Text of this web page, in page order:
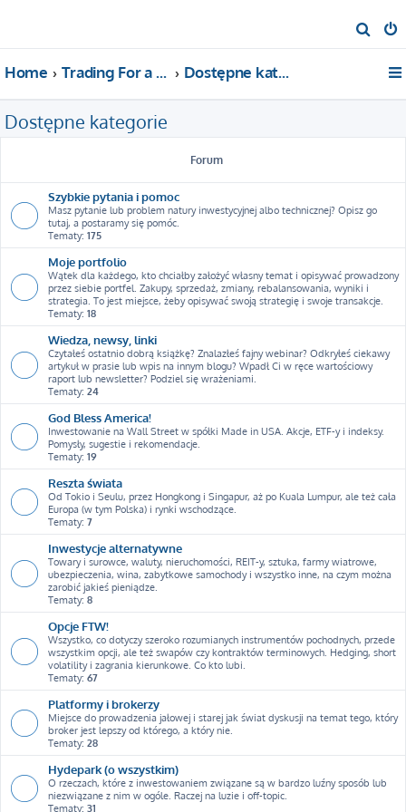
z
j
Home Trading For a Living Dostępne kategorie
Dostępne kategorie
Forum
Szybkie pytania i pomoc
Masz pytanie lub problem natury inwestycyjnej albo technicznej? Opisz go
tutaj, a postaramy się pomóc.
Tematy: 175
Moje portfolio
Wątek dla każdego, kto chciałby założyć własny temat i opisywać prowadzony
przez siebie portfel. Zakupy, sprzedaż, zmiany, rebalansowania, wyniki i
strategia. To jest miejsce, żeby opisywać swoją strategię i swoje transakcje.
Tematy: 18
Wiedza, newsy, linki
Czytałeś ostatnio dobrą książkę? Znalazłeś fajny webinar? Odkryłeś ciekawy
artykuł w prasie lub wpis na innym blogu? Wpadł Ci w ręce wartościowy
raport lub newsletter? Podziel się wrażeniami.
Tematy: 24
God Bless America!
Inwestowanie na Wall Street w spółki Made in USA. Akcje, ETF-y i indeksy.
Pomysły, sugestie i rekomendacje.
Tematy: 19
Reszta świata
Od Tokio i Seulu, przez Hongkong i Singapur, aż po Kuala Lumpur, ale też cała
Europa (w tym Polska) i rynki wschodzące.
Tematy: 7
Inwestycje alternatywne
Towary i surowce, waluty, nieruchomości, REIT-y, sztuka, farmy wiatrowe,
ubezpieczenia, wina, zabytkowe samochody i wszystko inne, na czym można
zarobić jakieś pieniądze.
Tematy: 8
Opcje FTW!
Wszystko, co dotyczy szeroko rozumianych instrumentów pochodnych, przede
wszystkim opcji, ale też swapów czy kontraktów terminowych. Hedging, short
volatility i zagrania kierunkowe. Co kto lubi.
Tematy: 67
Platformy i brokerzy
Miejsce do prowadzenia jałowej i starej jak świat dyskusji na temat tego, który
broker jest lepszy od którego, a który nie.
Tematy: 28
Hydepark (o wszystkim)
O rzeczach, które z inwestowaniem związane są w bardzo luźny sposób lub
niezwiązane z nim w ogóle. Raczej na luzie i off-topic.
Tematy: 31